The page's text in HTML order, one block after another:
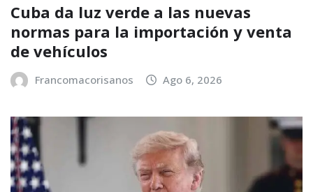
Cuba da luz verde a las nuevas
normas para la importación y venta
de vehículos
Francomacorisanos Ago 6, 2026